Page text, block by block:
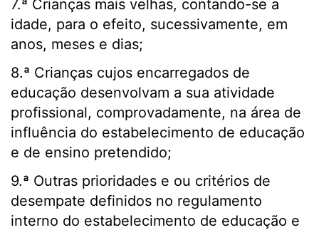
7.ª Crianças mais velhas, contando-se a
idade, para o efeito, sucessivamente, em
anos, meses e dias;
8.ª Crianças cujos encarregados de
educação desenvolvam a sua atividade
profissional, comprovadamente, na área de
influência do estabelecimento de educação
e de ensino pretendido;
9.ª Outras prioridades e ou critérios de
desempate definidos no regulamento
interno do estabelecimento de educação e